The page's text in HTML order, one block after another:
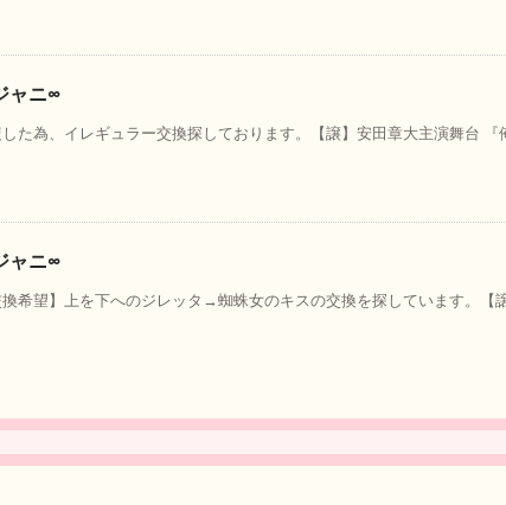
ャニ∞
た為、イレギュラー交換探しております。【譲】安田章大主演舞台 『
ャニ∞
換希望】上を下へのジレッタ→蜘蛛女のキスの交換を探しています。【